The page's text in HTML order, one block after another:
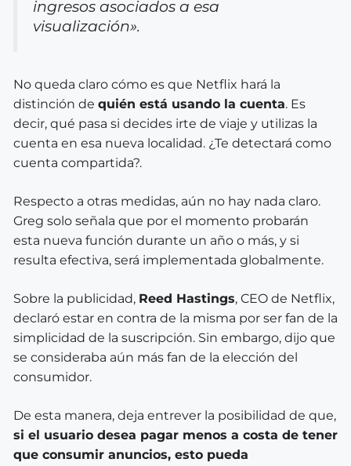
ingresos asociados a esa
visualización».
No queda claro cómo es que Netflix hará la
distinción de quién está usando la cuenta. Es
decir, qué pasa si decides irte de viaje y utilizas la
cuenta en esa nueva localidad. ¿Te detectará como
cuenta compartida?.
Respecto a otras medidas, aún no hay nada claro.
Greg solo señala que por el momento probarán
esta nueva función durante un año o más, y si
resulta efectiva, será implementada globalmente.
Sobre la publicidad, Reed Hastings, CEO de Netflix,
declaró estar en contra de la misma por ser fan de la
simplicidad de la suscripción. Sin embargo, dijo que
se consideraba aún más fan de la elección del
consumidor.
De esta manera, deja entrever la posibilidad de que,
si el usuario desea pagar menos a costa de tener
que consumir anuncios, esto pueda